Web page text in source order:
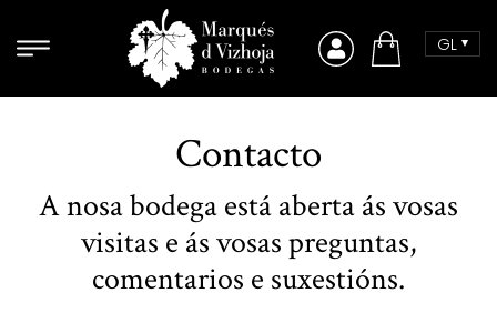
Comprar
GL
Contacto
A nosa bodega está aberta ás vosas
visitas e ás vosas preguntas,
comentarios e suxestións.